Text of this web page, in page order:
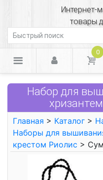
Интернет-
товары
0
Набор для
Главная > Каталог >
Наборы для
крестом Риолис >